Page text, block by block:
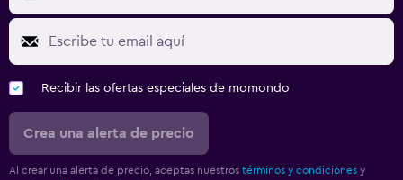
Recibir las ofertas especiales de momondo
Crea una alerta de precio
Al crear una alerta de precio, aceptas nuestros términos y condiciones y